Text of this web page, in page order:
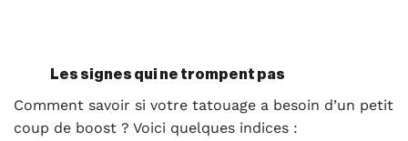
Les signes qui ne trompent pas
Comment savoir si votre tatouage a besoin d’un petit
coup de boost ? Voici quelques indices :